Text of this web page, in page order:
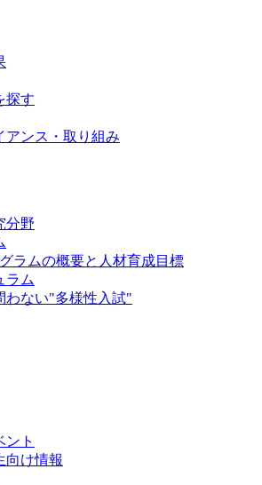
探す
アンス・取り組み
分野
ラムの概要と人材育成目標
ラム
わない"多様性入試"
ント
向け情報